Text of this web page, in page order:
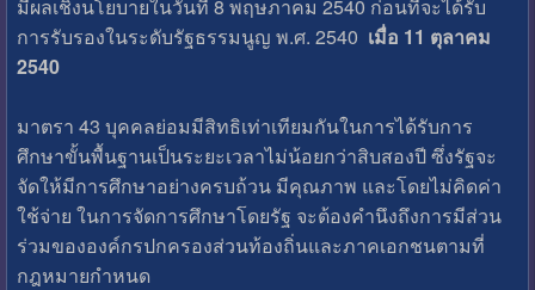
มีผลเชิงนโยบายในวันที่ 8 พฤษภาคม 2540 ก่อนที่จะได้รับ
การรับรองในระดับรัฐธรรมนูญ พ.ศ. 2540 เมื่อ 11 ตุลาคม
2540
มาตรา 43 บุคคลย่อมมีสิทธิเท่าเทียมกันในการได้รับการ
ศึกษาขั้นพื้นฐานเป็นระยะเวลาไม่น้อยกว่าสิบสองปี ซึ่งรัฐจะ
จัดให้มีการศึกษาอย่างครบถ้วน มีคุณภาพ และโดยไม่คิดค่า
ใช้จ่าย ในการจัดการศึกษาโดยรัฐ จะต้องคำนึงถึงการมีส่วน
ร่วมขององค์กรปกครองส่วนท้องถิ่นและภาคเอกชนตามที่
กฎหมายกำหนด